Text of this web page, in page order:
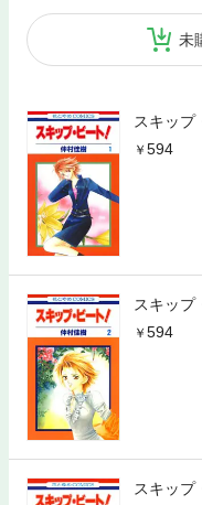
未
スキッ
594
スキッ
594
スキッ